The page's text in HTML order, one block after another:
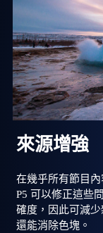
來源增強
在幾乎所有節目
P5 可以修正這些
確度，因此可減
還能消除色塊。